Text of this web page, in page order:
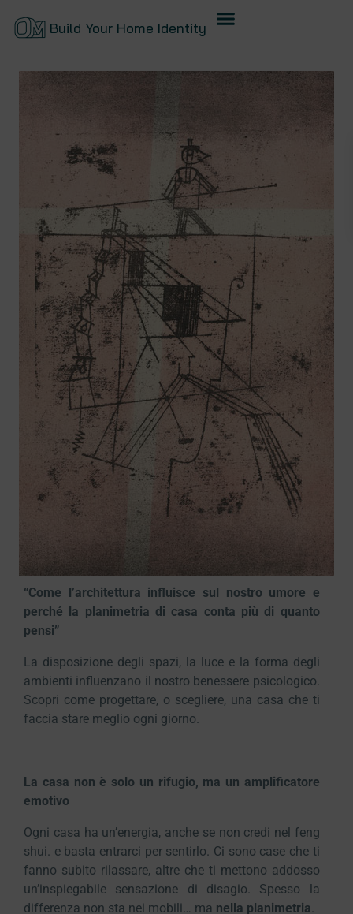
Build Your Home Identity
“Come l’architettura influisce sul nostro umore e
perché la planimetria di casa conta più di quanto
pensi”
La disposizione degli spazi, la luce e la forma degli
ambienti influenzano il nostro benessere psicologico.
Scopri come progettare, o scegliere, una casa che ti
faccia stare meglio ogni giorno.
La casa non è solo un rifugio, ma un amplificatore
emotivo
Ogni casa ha un’energia, anche se non credi nel feng
shui. e basta entrarci per sentirlo. Ci sono case che ti
fanno subito rilassare, altre che ti mettono addosso
un’inspiegabile sensazione di disagio. Spesso la
differenza non sta nei mobili… ma nella planimetria.